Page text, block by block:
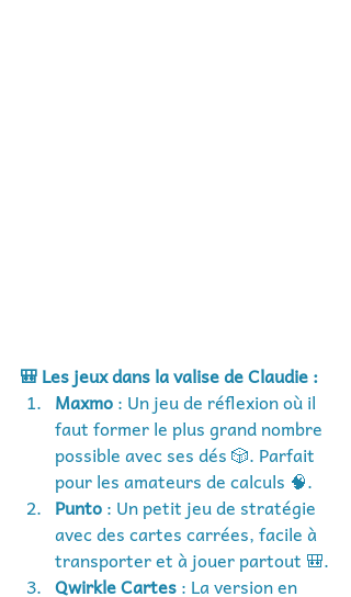
🎒 Les jeux dans la valise de Claudie :
Maxmo : Un jeu de réflexion où il
faut former le plus grand nombre
possible avec ses dés 🎲. Parfait
pour les amateurs de calculs 🧠.
Punto : Un petit jeu de stratégie
avec des cartes carrées, facile à
transporter et à jouer partout 🎒.
Qwirkle Cartes : La version en